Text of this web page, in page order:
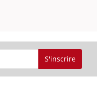
S'inscrire